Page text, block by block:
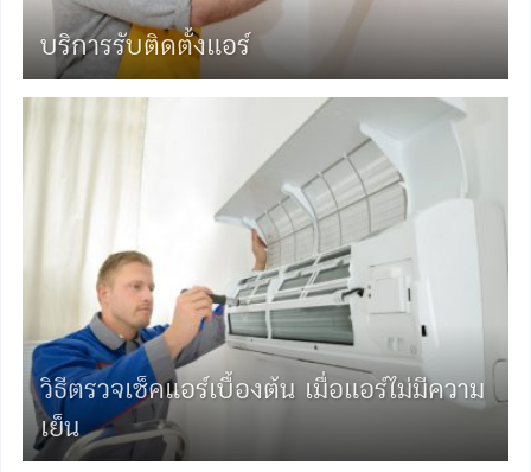
บริการรับติดตั้งแอร์
วิธีตรวจเช็คแอร์เบื้องต้น เมื่อแอร์ไม่มีความ
เย็น